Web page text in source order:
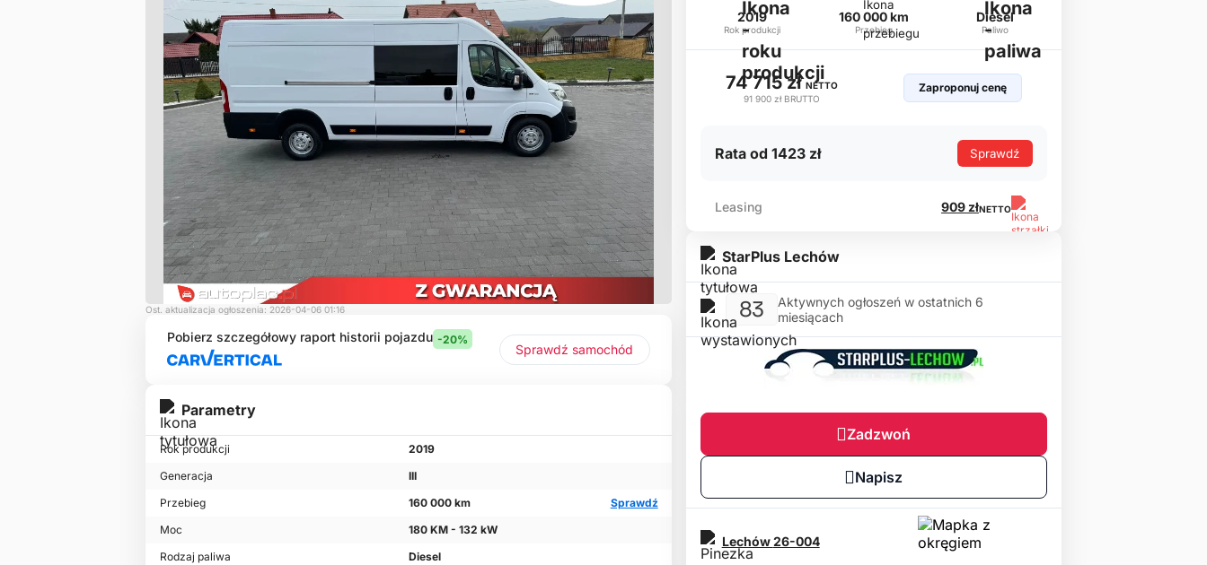
Ost. aktualizacja ogłoszenia: 2026-04-06 01:16
Pobierz szczegółowy raport historii pojazdu -20%
Sprawdź samochód
Parametry
Rok produkcji
2019
Generacja
III
Przebieg
160 000 km
Sprawdź
Moc
180 KM - 132 kW
Rodzaj paliwa
Diesel
2019
Rok produkcji
160 000 km
Przebieg
Diesel
Paliwo
74 715 złNETTO
91 900 zł BRUTTO
Zaproponuj cenę
Rata od 1423 zł Sprawdź
Leasing 909 złNETTO
StarPlus Lechów
83
Aktywnych ogłoszeń w ostatnich 6
miesiącach
Zadzwoń
Napisz
Lechów26-004